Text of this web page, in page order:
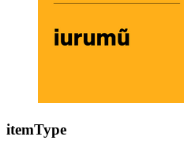
itemType